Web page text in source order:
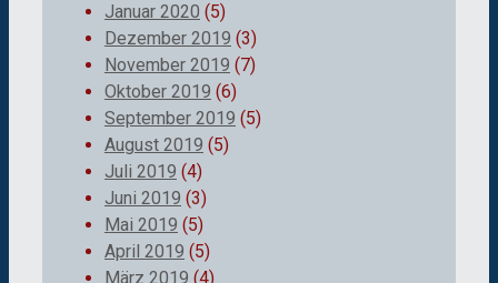
Januar 2020 (5)
Dezember 2019 (3)
November 2019 (7)
Oktober 2019 (6)
September 2019 (5)
August 2019 (5)
Juli 2019 (4)
Juni 2019 (3)
Mai 2019 (5)
April 2019 (5)
März 2019 (4)